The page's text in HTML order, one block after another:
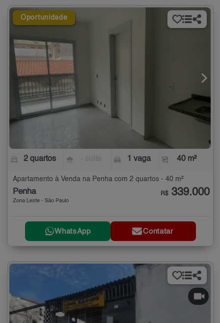
Oportunidade
2 quartos 1 vaga 40 m²
Apartamento à Venda na Penha com 2 quartos - 40 m²
Penha
Zona Leste - São Paulo
R$ 339.000
WhatsApp Contatar